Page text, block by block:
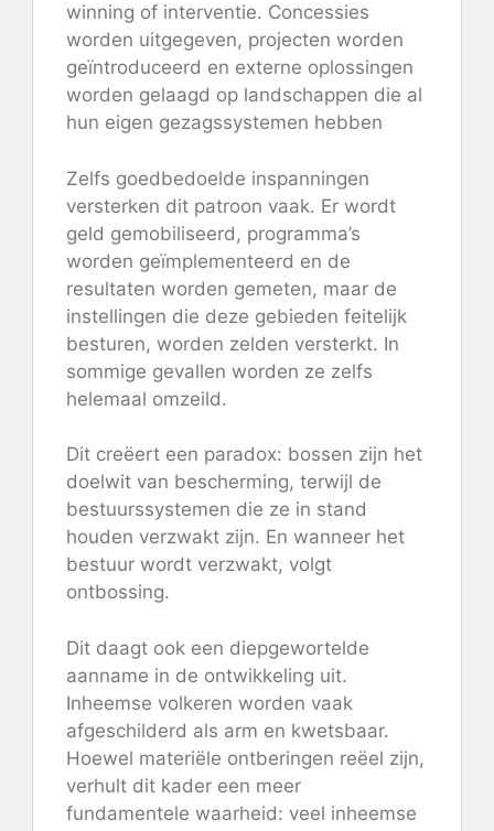
winning of interventie. Concessies
worden uitgegeven, projecten worden
geïntroduceerd en externe oplossingen
worden gelaagd op landschappen die al
hun eigen gezagssystemen hebben
Zelfs goedbedoelde inspanningen
versterken dit patroon vaak. Er wordt
geld gemobiliseerd, programma’s
worden geïmplementeerd en de
resultaten worden gemeten, maar de
instellingen die deze gebieden feitelijk
besturen, worden zelden versterkt. In
sommige gevallen worden ze zelfs
helemaal omzeild.
Dit creëert een paradox: bossen zijn het
doelwit van bescherming, terwijl de
bestuurssystemen die ze in stand
houden verzwakt zijn. En wanneer het
bestuur wordt verzwakt, volgt
ontbossing.
Dit daagt ook een diepgewortelde
aanname in de ontwikkeling uit.
Inheemse volkeren worden vaak
afgeschilderd als arm en kwetsbaar.
Hoewel materiële ontberingen reëel zijn,
verhult dit kader een meer
fundamentele waarheid: veel inheemse